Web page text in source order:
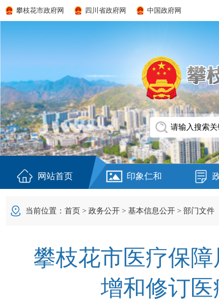
攀枝花市政府网 四川省政府网 中国政府网
网站首页 印象仁和
当前位置： 首页 > 政务公开 > 基本信息公开 > 部门文件
攀枝花市医疗保
增和修订